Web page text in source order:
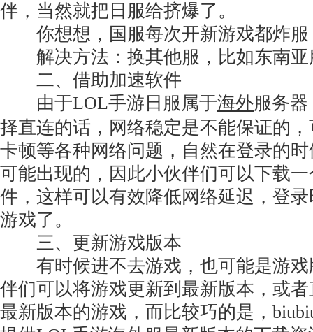
伴，当然就把日服给挤爆了。
你想想，国服每次开新游戏都炸服
解决方法：换其他服，比如东南亚
二、借助加速软件
由于LOL手游日服属于海外服务
择直连的话，网络稳定是不能保证的
卡顿等各种网络问题，自然在登录的
可能出现的，因此小伙伴们可以下载
件，这样可以有效降低网络延迟，登
游戏了。
三、更新游戏版本
有时候进不去游戏，也可能是游戏
伴们可以将游戏更新到最新版本，或
最新版本的游戏，而比较巧的是，